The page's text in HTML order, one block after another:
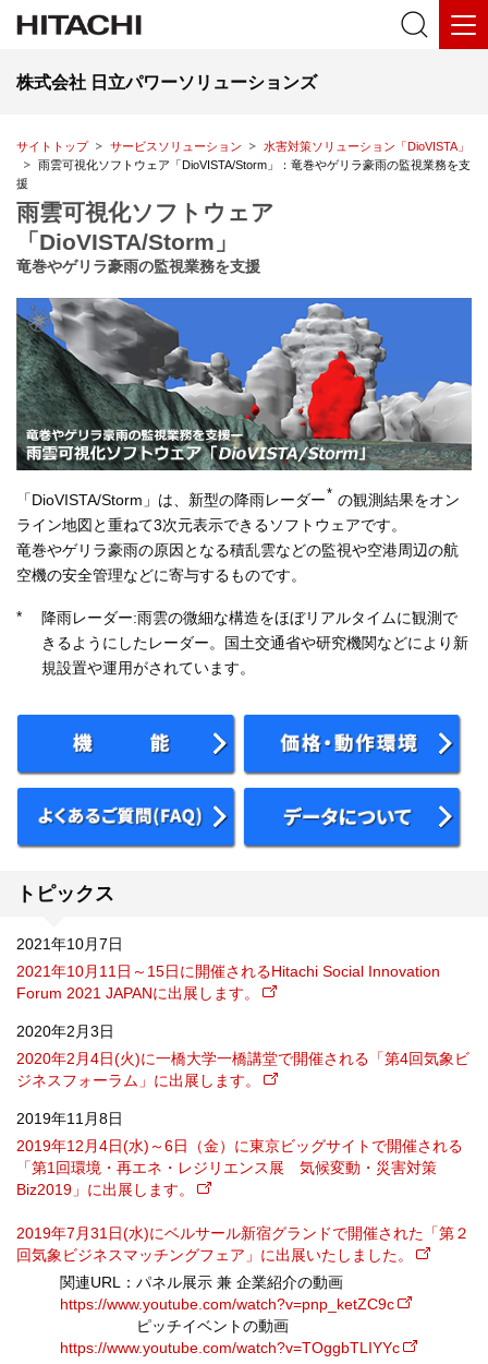
株式会社 日立パワーソリューションズ
サイトトップ サービスソリューション
水害対策ソリューション「DioVISTA」
雨雲可視化ソフトウェア「DioVISTA/Storm」：竜巻やゲリラ豪雨の監視業務を支
援
雨雲可視化ソフトウェア
「DioVISTA/Storm」
竜巻やゲリラ豪雨の監視業務を支援
「DioVISTA/Storm」は、新型の降雨レーダー* の観測結果をオン
ライン地図と重ねて3次元表示できるソフトウェアです。
竜巻やゲリラ豪雨の原因となる積乱雲などの監視や空港周辺の航
空機の安全管理などに寄与するものです。
*
降雨レーダー:雨雲の微細な構造をほぼリアルタイムに観測で
きるようにしたレーダー。国土交通省や研究機関などにより新
規設置や運用がされています。
トピックス
2021年10月7日
2021年10月11日～15日に開催されるHitachi Social Innovation
Forum 2021 JAPANに出展します。
2020年2月3日
2020年2月4日(火)に一橋大学一橋講堂で開催される「第4回気象ビ
ジネスフォーラム」に出展します。
2019年11月8日
2019年12月4日(水)～6日（金）に東京ビッグサイトで開催される
「第1回環境・再エネ・レジリエンス展 気候変動・災害対策
Biz2019」に出展します。
2019年7月31日(水)にベルサール新宿グランドで開催された「第２
回気象ビジネスマッチングフェア」に出展いたしました。
関連URL：パネル展示 兼 企業紹介の動画
https://www.youtube.com/watch?v=pnp_ketZC9c
ピッチイベントの動画
https://www.youtube.com/watch?v=TOggbTLIYYc